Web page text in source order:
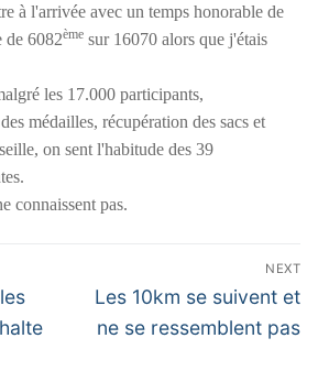
à l'arrivée avec un temps honorable de
de 6082ème sur 16070 alors que j'étais
les 17.000 participants,
médailles, récupération des sacs et
on sent l'habitude des 39
connaissent pas.
NEXT
Next
post:
Les 10km se suivent et
ne se ressemblent pas